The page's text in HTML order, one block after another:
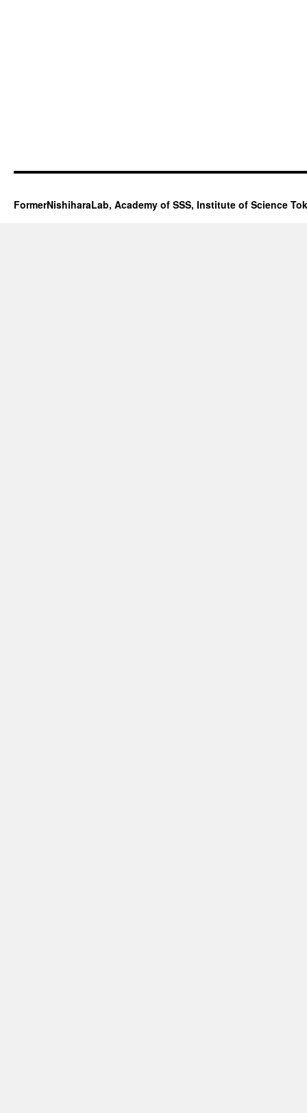
FormerNishiharaLab, Academy of SSS, Institute of Science